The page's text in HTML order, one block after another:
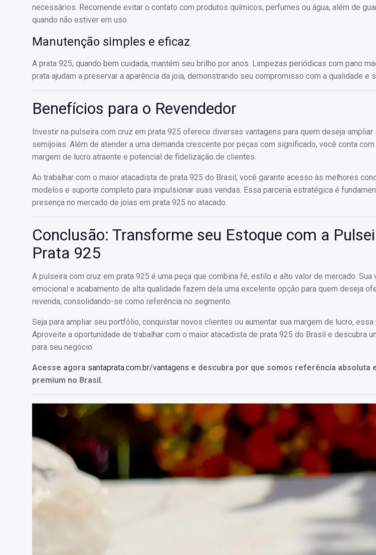
necessários. Recomende evitar o contato com produtos químicos, perfumes ou água, além de
quando não estiver em uso.
Manutenção simples e eficaz
A prata 925, quando bem cuidada, mantém seu brilho por anos. Limpezas periódicas com pano
prata ajudam a preservar a aparência da joia, demonstrando seu compromisso com a qualidade e
Benefícios para o Revendedor
Investir na pulseira com cruz em prata 925 oferece diversas vantagens para quem deseja
semijoias. Além de atender a uma demanda crescente por peças com significado, você conta
margem de lucro atraente e potencial de fidelização de clientes.
Ao trabalhar com o maior atacadista de prata 925 do Brasil, você garante acesso às melhores
modelos e suporte completo para impulsionar suas vendas. Essa parceria estratégica é
presença no mercado de joias em prata 925 no atacado.
Conclusão: Transforme seu Estoque com a
Prata 925
A pulseira com cruz em prata 925 é uma peça que combina fé, estilo e alto valor de mercado.
emocional e acabamento de alta qualidade fazem dela uma excelente opção para quem deseja
revenda, consolidando-se como referência no segmento.
Seja para ampliar seu portfólio, conquistar novos clientes ou aumentar sua margem de lucro,
Aproveite a oportunidade de trabalhar com o maior atacadista de prata 925 do Brasil e descubra
para seu negócio.
Acesse agora santaprata.com.br/vantagens e descubra por que somos referência absoluta
premium no Brasil.